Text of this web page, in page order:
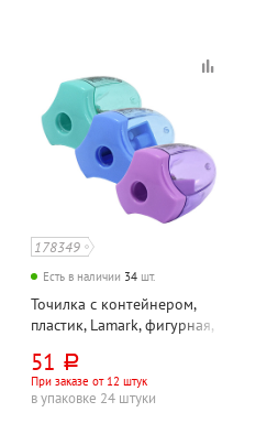
178349
Есть в наличии 34 шт.
Точилка с контейнером,
пластик, Lamark, фигурная,
отверстие
51 руб.
При заказе от 12 штук
в упаковке 24 штуки